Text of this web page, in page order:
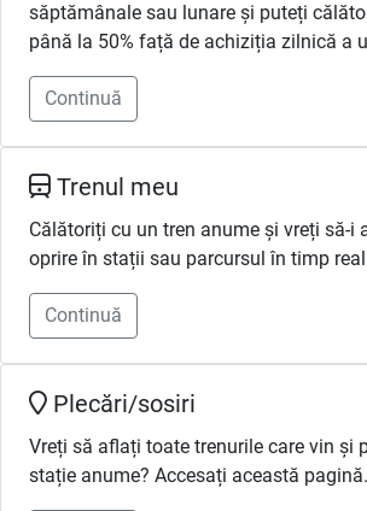
săptămânale sau lunare și puteți
până la 50% față de achiziția zilnică a
Continuă
Trenul meu
Călătoriți cu un tren anume și vreți să-i
oprire în stații sau parcursul în timp
Continuă
Plecări/sosiri
Vreți să aflați toate trenurile care vin și
stație anume? Accesați această pagină.